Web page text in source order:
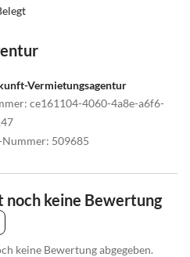
Vermietungsagentur
: ce161104-4060-4a8e-a6f6-
: 509685
noch keine Bewertung
keine Bewertung abgegeben.